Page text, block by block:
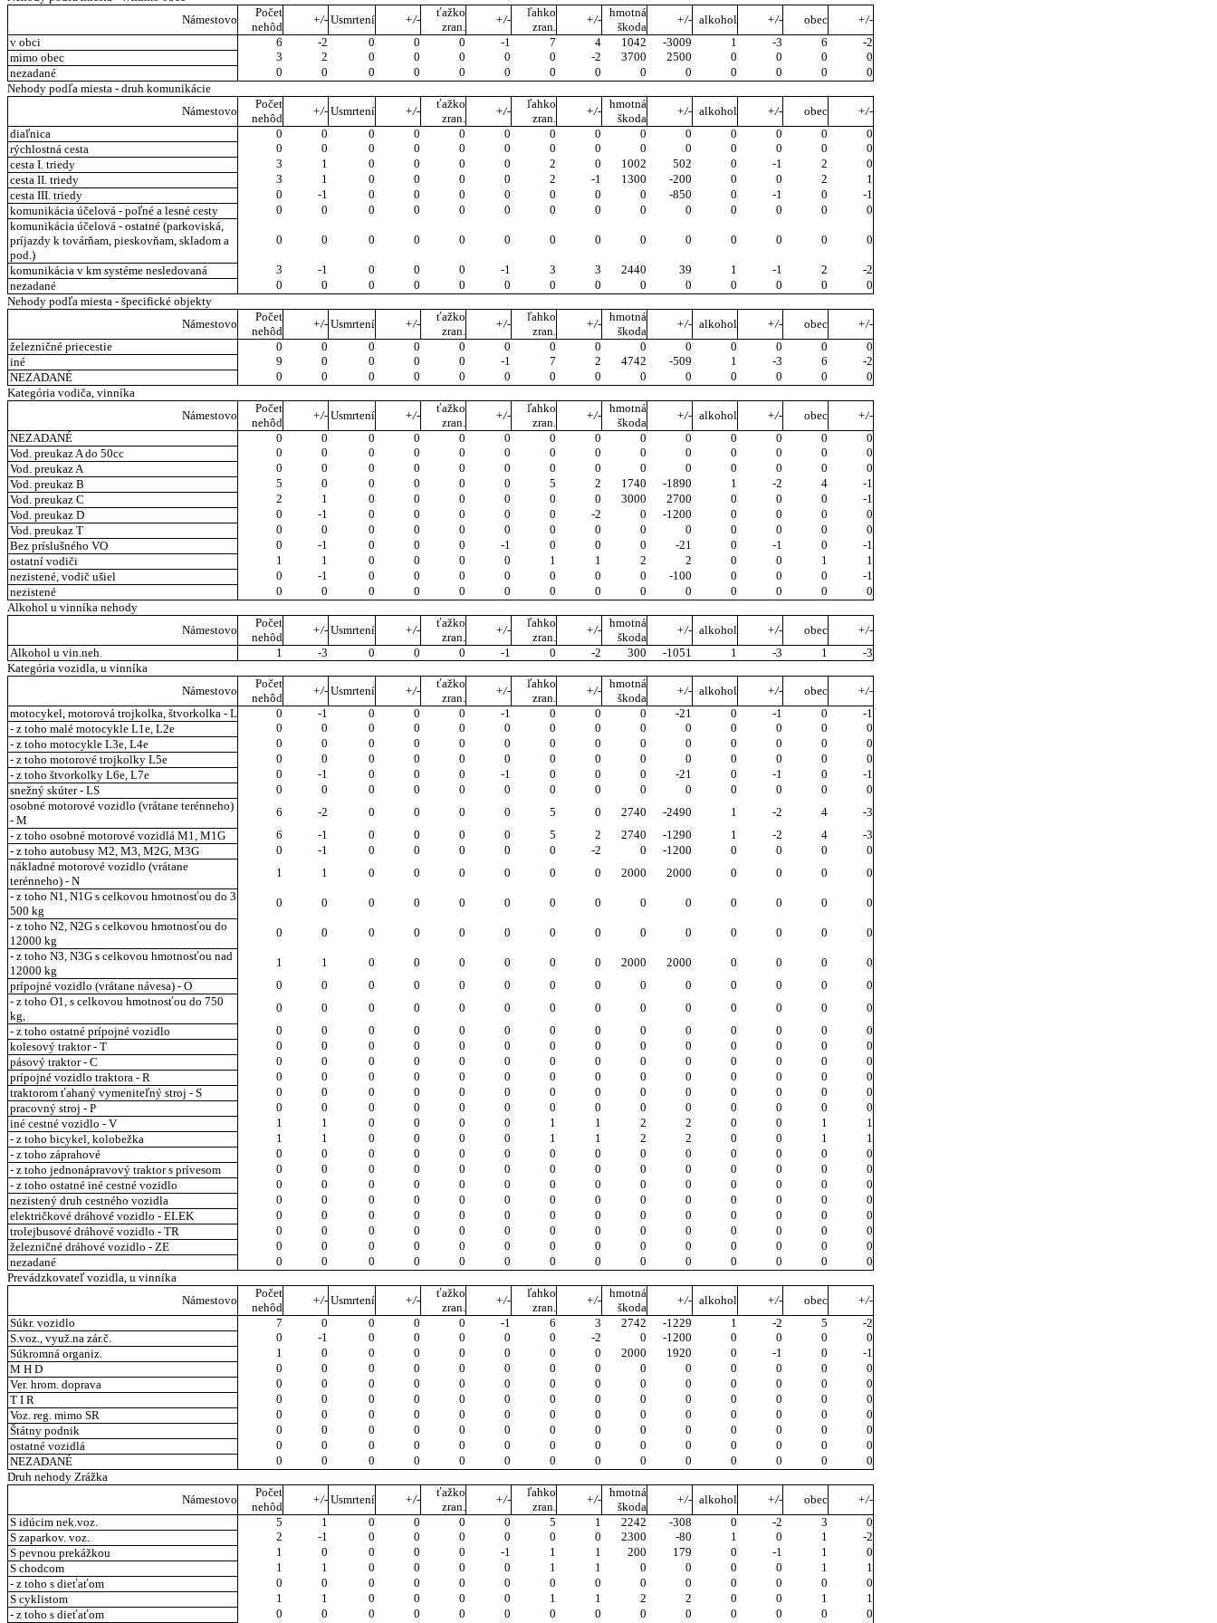
Námestovo
Počet
nehôd
+/- Usmrtení +/-
ťažko
zran.
+/-
ľahko
zran.
+/-
hmotná
škoda
+/- alkohol +/- obec
+/-
v obci
6 -2 0 0 0 -1 7 4 1042 -3009 1 -3 6
-2
mimo obec
3 2 0 0 0 0 0 -2 3700 2500 0 0 0
0
nezadané
0 0 0 0 0 0 0 0 0 0 0 0 0
0
Nehody podľa miesta - druh komunikácie
Námestovo
Počet
nehôd
+/- Usmrtení +/-
ťažko
zran.
+/-
ľahko
zran.
+/-
hmotná
škoda
+/- alkohol +/- obec
+/-
diaľnica
0 0 0 0 0 0 0 0 0 0 0 0 0
0
rýchlostná cesta
0 0 0 0 0 0 0 0 0 0 0 0 0
0
cesta I. triedy
3 1 0 0 0 0 2 0 1002 502 0 -1 2
0
cesta II. triedy
3 1 0 0 0 0 2 -1 1300 -200 0 0 2
1
cesta III. triedy
0 -1 0 0 0 0 0 0 0 -850 0 -1 0
-1
komunikácia účelová - poľné a lesné cesty
0 0 0 0 0 0 0 0 0 0 0 0 0
0
komunikácia účelová - ostatné (parkoviská,
príjazdy k továrňam, pieskovňam, skladom a
pod.)
0 0 0 0 0 0 0 0 0 0 0 0 0 0
komunikácia v km systéme nesledovaná 3 -1 0 0 0 -1 3 3 2440 39 1 -1 2
-2
nezadané
0 0 0 0 0 0 0 0 0 0 0 0 0
0
Nehody podľa miesta - špecifické objekty
Námestovo
Počet
nehôd
+/- Usmrtení +/-
ťažko
zran.
+/-
ľahko
zran.
+/-
hmotná
škoda
+/- alkohol +/- obec
+/-
železničné priecestie
0 0 0 0 0 0 0 0 0 0 0 0 0
0
iné
9 0 0 0 0 -1 7 2 4742 -509 1 -3 6
-2
NEZADANÉ
0 0 0 0 0 0 0 0 0 0 0 0 0
0
Kategória vodiča, vinníka
Námestovo
Počet
nehôd
+/- Usmrtení +/-
ťažko
zran.
+/-
ľahko
zran.
+/-
hmotná
škoda
+/- alkohol +/- obec
+/-
NEZADANÉ
0 0 0 0 0 0 0 0 0 0 0 0 0
0
Vod. preukaz A do 50cc
0 0 0 0 0 0 0 0 0 0 0 0 0
0
Vod. preukaz A
0 0 0 0 0 0 0 0 0 0 0 0 0
0
Vod. preukaz B
5 0 0 0 0 0 5 2 1740 -1890 1 -2 4
-1
Vod. preukaz C
2 1 0 0 0 0 0 0 3000 2700 0 0 0
-1
Vod. preukaz D
0 -1 0 0 0 0 0 -2 0 -1200 0 0 0
0
Vod. preukaz T
0 0 0 0 0 0 0 0 0 0 0 0 0
0
Bez príslušného VO
0 -1 0 0 0 -1 0 0 0 -21 0 -1 0
-1
ostatní vodiči
1 1 0 0 0 0 1 1 2 2 0 0 1
1
nezistené, vodič ušiel
0 -1 0 0 0 0 0 0 0 -100 0 0 0
-1
nezistené
0 0 0 0 0 0 0 0 0 0 0 0 0
0
Alkohol u vinníka nehody
Námestovo
Počet
nehôd
+/- Usmrtení +/-
ťažko
zran.
+/-
ľahko
zran.
+/-
hmotná
škoda
+/- alkohol +/- obec
+/-
Alkohol u vin.neh.
1 -3 0 0 0 -1 0 -2 300 -1051 1 -3 1
-3
Kategória vozidla, u vinníka
Námestovo
Počet
nehôd
+/- Usmrtení +/-
ťažko
zran.
+/-
ľahko
zran.
+/-
hmotná
škoda
+/- alkohol +/- obec
+/-
motocykel, motorová trojkolka, štvorkolka - L
0 -1 0 0 0 -1 0 0 0 -21 0 -1 0
-1
- z toho malé motocykle L1e, L2e
0 0 0 0 0 0 0 0 0 0 0 0 0
0
- z toho motocykle L3e, L4e
0 0 0 0 0 0 0 0 0 0 0 0 0
0
- z toho motorové trojkolky L5e
0 0 0 0 0 0 0 0 0 0 0 0 0
0
- z toho štvorkolky L6e, L7e
0 -1 0 0 0 -1 0 0 0 -21 0 -1 0
-1
snežný skúter - LS
0 0 0 0 0 0 0 0 0 0 0 0 0
0
osobné motorové vozidlo (vrátane terénneho)
- M
6 -2 0 0 0 0 5 0 2740 -2490 1 -2 4
-3
- z toho osobné motorové vozidlá M1, M1G
6 -1 0 0 0 0 5 2 2740 -1290 1 -2 4
-3
- z toho autobusy M2, M3, M2G, M3G
0 -1 0 0 0 0 0 -2 0 -1200 0 0 0
0
nákladné motorové vozidlo (vrátane
terénneho) - N
1 1 0 0 0 0 0 0 2000 2000 0 0 0
0
- z toho N1, N1G s celkovou hmotnosťou do 3
500 kg
0 0 0 0 0 0 0 0 0 0 0 0 0
0
- z toho N2, N2G s celkovou hmotnosťou do
12000 kg
0 0 0 0 0 0 0 0 0 0 0 0 0
0
- z toho N3, N3G s celkovou hmotnosťou nad
12000 kg
1 1 0 0 0 0 0 0 2000 2000 0 0 0
0
prípojné vozidlo (vrátane návesa) - O
0 0 0 0 0 0 0 0 0 0 0 0 0
0
- z toho O1, s celkovou hmotnosťou do 750
kg,
0 0 0 0 0 0 0 0 0 0 0 0 0
0
- z toho ostatné prípojné vozidlo
0 0 0 0 0 0 0 0 0 0 0 0 0
0
kolesový traktor - T
0 0 0 0 0 0 0 0 0 0 0 0 0
0
pásový traktor - C
0 0 0 0 0 0 0 0 0 0 0 0 0
0
prípojné vozidlo traktora - R
0 0 0 0 0 0 0 0 0 0 0 0 0
0
traktorom ťahaný vymeniteľný stroj - S
0 0 0 0 0 0 0 0 0 0 0 0 0
0
pracovný stroj - P
0 0 0 0 0 0 0 0 0 0 0 0 0
0
iné cestné vozidlo - V
1 1 0 0 0 0 1 1 2 2 0 0 1
1
- z toho bicykel, kolobežka
1 1 0 0 0 0 1 1 2 2 0 0 1
1
- z toho záprahové
0 0 0 0 0 0 0 0 0 0 0 0 0
0
- z toho jednonápravový traktor s prívesom
0 0 0 0 0 0 0 0 0 0 0 0 0
0
- z toho ostatné iné cestné vozidlo
0 0 0 0 0 0 0 0 0 0 0 0 0
0
nezistený druh cestného vozidla
0 0 0 0 0 0 0 0 0 0 0 0 0
0
električkové dráhové vozidlo - ELEK
0 0 0 0 0 0 0 0 0 0 0 0 0
0
trolejbusové dráhové vozidlo - TR
0 0 0 0 0 0 0 0 0 0 0 0 0
0
železničné dráhové vozidlo - ZE
0 0 0 0 0 0 0 0 0 0 0 0 0
0
nezadané
0 0 0 0 0 0 0 0 0 0 0 0 0
0
Prevádzkovateľ vozidla, u vinníka
Námestovo
Počet
nehôd
+/- Usmrtení +/-
ťažko
zran.
+/-
ľahko
zran.
+/-
hmotná
škoda
+/- alkohol +/- obec
+/-
Súkr. vozidlo
7 0 0 0 0 -1 6 3 2742 -1229 1 -2 5
-2
S.voz., využ.na zár.č.
0 -1 0 0 0 0 0 -2 0 -1200 0 0 0
0
Súkromná organiz.
1 0 0 0 0 0 0 0 2000 1920 0 -1 0
-1
M H D
0 0 0 0 0 0 0 0 0 0 0 0 0
0
Ver. hrom. doprava
0 0 0 0 0 0 0 0 0 0 0 0 0
0
T I R
0 0 0 0 0 0 0 0 0 0 0 0 0
0
Voz. reg. mimo SR
0 0 0 0 0 0 0 0 0 0 0 0 0
0
Štátny podnik
0 0 0 0 0 0 0 0 0 0 0 0 0
0
ostatné vozidlá
0 0 0 0 0 0 0 0 0 0 0 0 0
0
NEZADANÉ
0 0 0 0 0 0 0 0 0 0 0 0 0
0
Druh nehody Zrážka
Námestovo
Počet
nehôd
+/- Usmrtení +/-
ťažko
zran.
+/-
ľahko
zran.
+/-
hmotná
škoda
+/- alkohol +/- obec
+/-
S idúcim nek.voz.
5 1 0 0 0 0 5 1 2242 -308 0 -2 3
0
S zaparkov. voz.
2 -1 0 0 0 0 0 0 2300 -80 1 0 1
-2
S pevnou prekážkou
1 0 0 0 0 -1 1 1 200 179 0 -1 1
0
S chodcom
1 1 0 0 0 0 1 1 0 0 0 0 1
1
- z toho s dieťaťom
0 0 0 0 0 0 0 0 0 0 0 0 0
0
S cyklistom
1 1 0 0 0 0 1 1 2 2 0 0 1
1
- z toho s dieťaťom
0 0 0 0 0 0 0 0 0 0 0 0 0
0